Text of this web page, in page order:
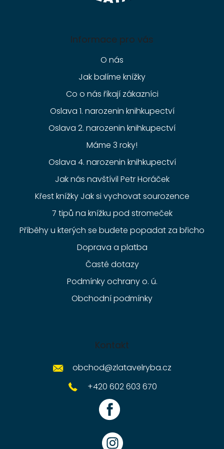
Informace pro vás
O nás
Jak balíme knížky
Co o nás říkají zákazníci
Oslava 1. narozenin knihkupectví
Oslava 2. narozenin knihkupectví
Máme 3 roky!
Oslava 4. narozenin knihkupectví
Jak nás navštívil Petr Horáček
Křest knížky Jak si vychovat sourozence
7 tipů na knížku pod stromeček
Příběhy u kterých se budete popadat za břicho
Doprava a platba
Časté dotazy
Podmínky ochrany o. ú.
Obchodní podmínky
Kontakt
obchod@zlatavelryba.cz
+420 602 603 670